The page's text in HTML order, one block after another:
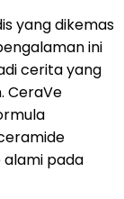
yang dikemas
ini
cerita yang
CeraVe
pada